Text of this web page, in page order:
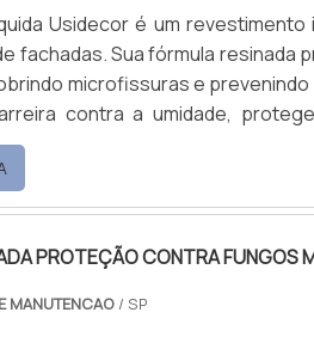
Usidecor é um
fachadas. Sua fórmula resinada
microfissuras e
contra a umidade,
reduz a temperatura das
o conforto térmico e combate
ótima cobertura, fácil aplicação
PROTEÇÃO CONTRA FUNGOS
MANUTENCAO/ SP